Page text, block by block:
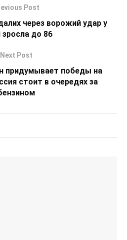
Post
через ворожий удар у
зросла до 86
Next Post
придумывает победы на
стоит в очередях за